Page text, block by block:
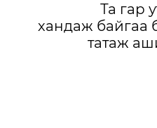
Та гар
хандаж байгаа
татаж